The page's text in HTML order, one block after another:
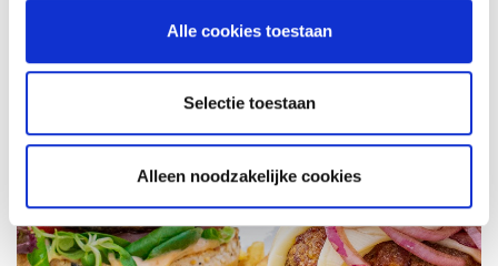
Alle cookies toestaan
Selectie toestaan
Alleen noodzakelijke cookies
RECEPT